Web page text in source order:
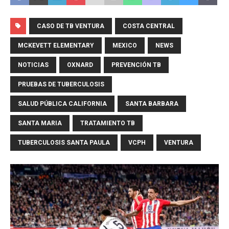
CASO DE TB VENTURA COSTA CENTRAL
MCKEVETT ELEMENTARY MEXICO NEWS
NOTICIAS OXNARD PREVENCIÓN TB
PRUEBAS DE TUBERCULOSIS
SALUD PÚBLICA CALIFORNIA SANTA BARBARA
SANTA MARIA TRATAMIENTO TB
TUBERCULOSIS SANTA PAULA VCPH VENTURA